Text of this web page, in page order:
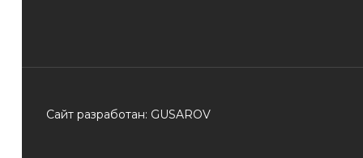
Сайт разработан: GUSAROV